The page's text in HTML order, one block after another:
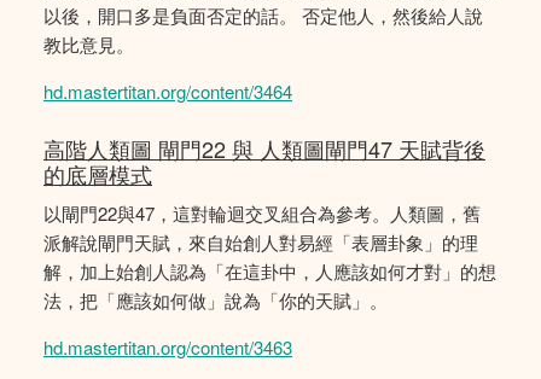
以後，開口多是負面否定的話。 否定他人，然後給人說
教比意見。
hd.mastertitan.org/content/3464
高階人類圖 閘門22 與 人類圖閘門47 天賦背後
的底層模式
以閘門22與47，這對輪迴交叉組合為參考。人類圖，舊
派解說閘門天賦，來自始創人對易經「表層卦象」的理
解，加上始創人認為「在這卦中，人應該如何才對」的想
法，把「應該如何做」說為「你的天賦」。
hd.mastertitan.org/content/3463